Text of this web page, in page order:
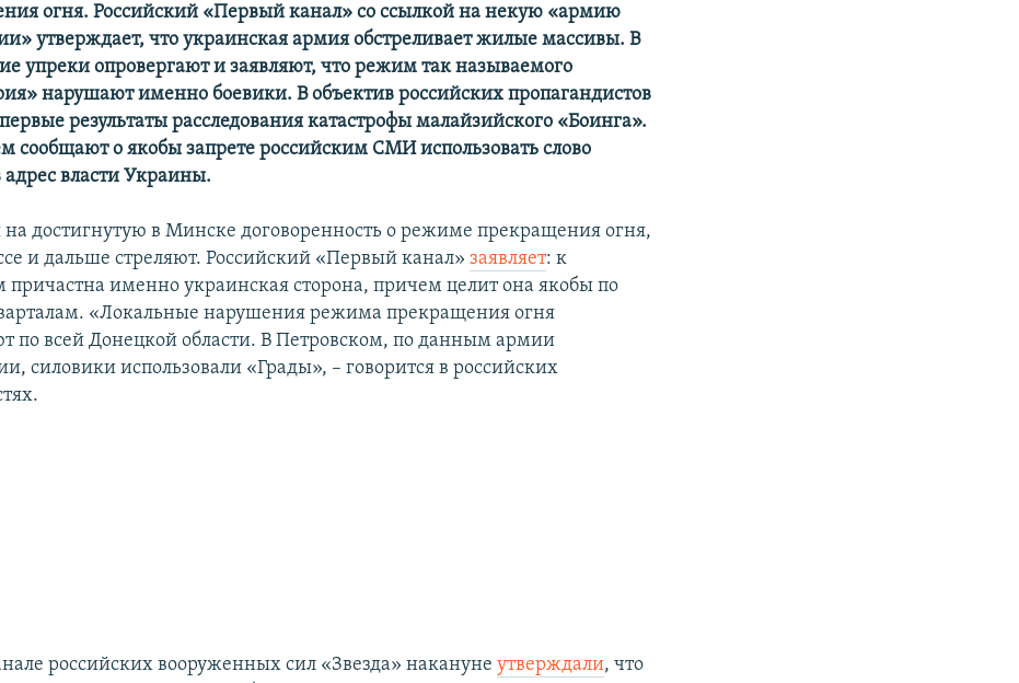
огня. Российский «Первый канал» со ссылкой на некую «армию
утверждает, что украинская армия обстреливает жилые массивы. В
упреки опровергают и заявляют, что режим так называемого
нарушают именно боевики. В объектив российских пропагандистов
результаты расследования катастрофы малайзийского «Боинга».
сообщают о якобы запрете российским СМИ использовать слово
адрес власти Украины.
достигнутую в Минске договоренность о режиме прекращения огня,
и дальше стреляют. Российский «Первый канал»заявляет: к
причастна именно украинская сторона, причем целит она якобы по
«Локальные нарушения режима прекращения огня
по всей Донецкой области. В Петровском, по данным армии
силовики использовали «Грады», – говорится в российских
российских вооруженных сил «Звезда» наканунеутверждали, что